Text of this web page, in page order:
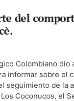
del
Colombiano dio
informar sobre el
seguimiento de la
Coconucos, el